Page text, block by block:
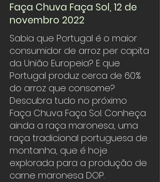
Faça Chuva Faça Sol, 12 de
novembro 2022
Sabia que Portugal é o maior
consumidor de arroz per capita
da União Europeia? E que
Portugal produz cerca de 60%
do arroz que consome?
Descubra tudo no próximo
Faça Chuva Faça Sol. Conheça
ainda a raça maronesa, uma
raça tradicional portuguesa de
montanha, que é hoje
explorada para a produção de
carne maronesa DOP.